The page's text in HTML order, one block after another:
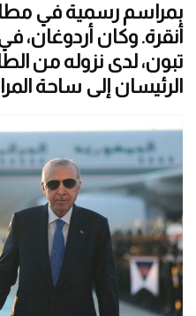
بمراسم رسمية في
أنقرة. وكان
تبون، لدى نزوله من
الرئيسان إلى ساحة